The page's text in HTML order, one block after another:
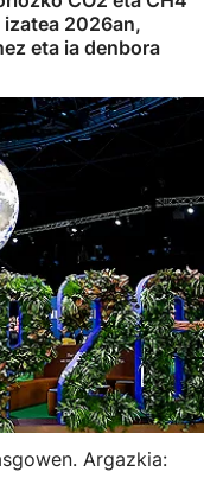
2026an,
eta ia denbora
Argazkia: